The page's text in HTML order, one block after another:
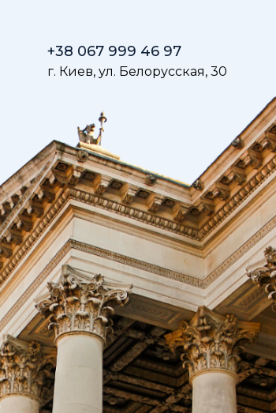
+38 067 999 46 97
г. Киев, ул. Белорусская, 30